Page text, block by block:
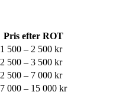
Pris efter ROT
1 500 – 2 500 kr
2 500 – 3 500 kr
2 500 – 7 000 kr
7 000 – 15 000 kr